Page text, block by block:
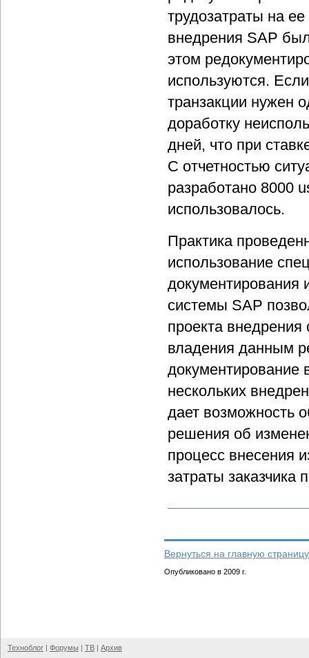
трудозатраты на
внедрения SAP
этом
используются.
транзакции нужен
доработку
дней, что при
С отчетностью
разработано 8000
использовалось.
Практика
использование
документирования
системы SAP
проекта
владения данным
документирование
нескольких
дает возможность
решения об
процесс внесения
затраты заказчика
Вернуться на главную
Опубликовано в 2009 г.
Техноблог | Форумы | ТВ | Архив